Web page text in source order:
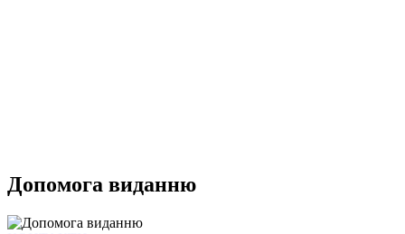
Допомога виданню